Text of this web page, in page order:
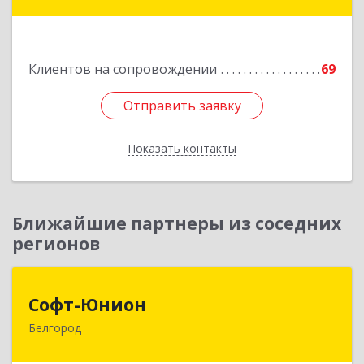
Клиентов на сопровождении 69
Отправить заявку
Показать контакты
Отправить заявку
Назад
Ближайшие партнеры из соседних
регионов
Софт-Юнион
Белгород
308014, Белгородская обл, Белгород г, Садовая